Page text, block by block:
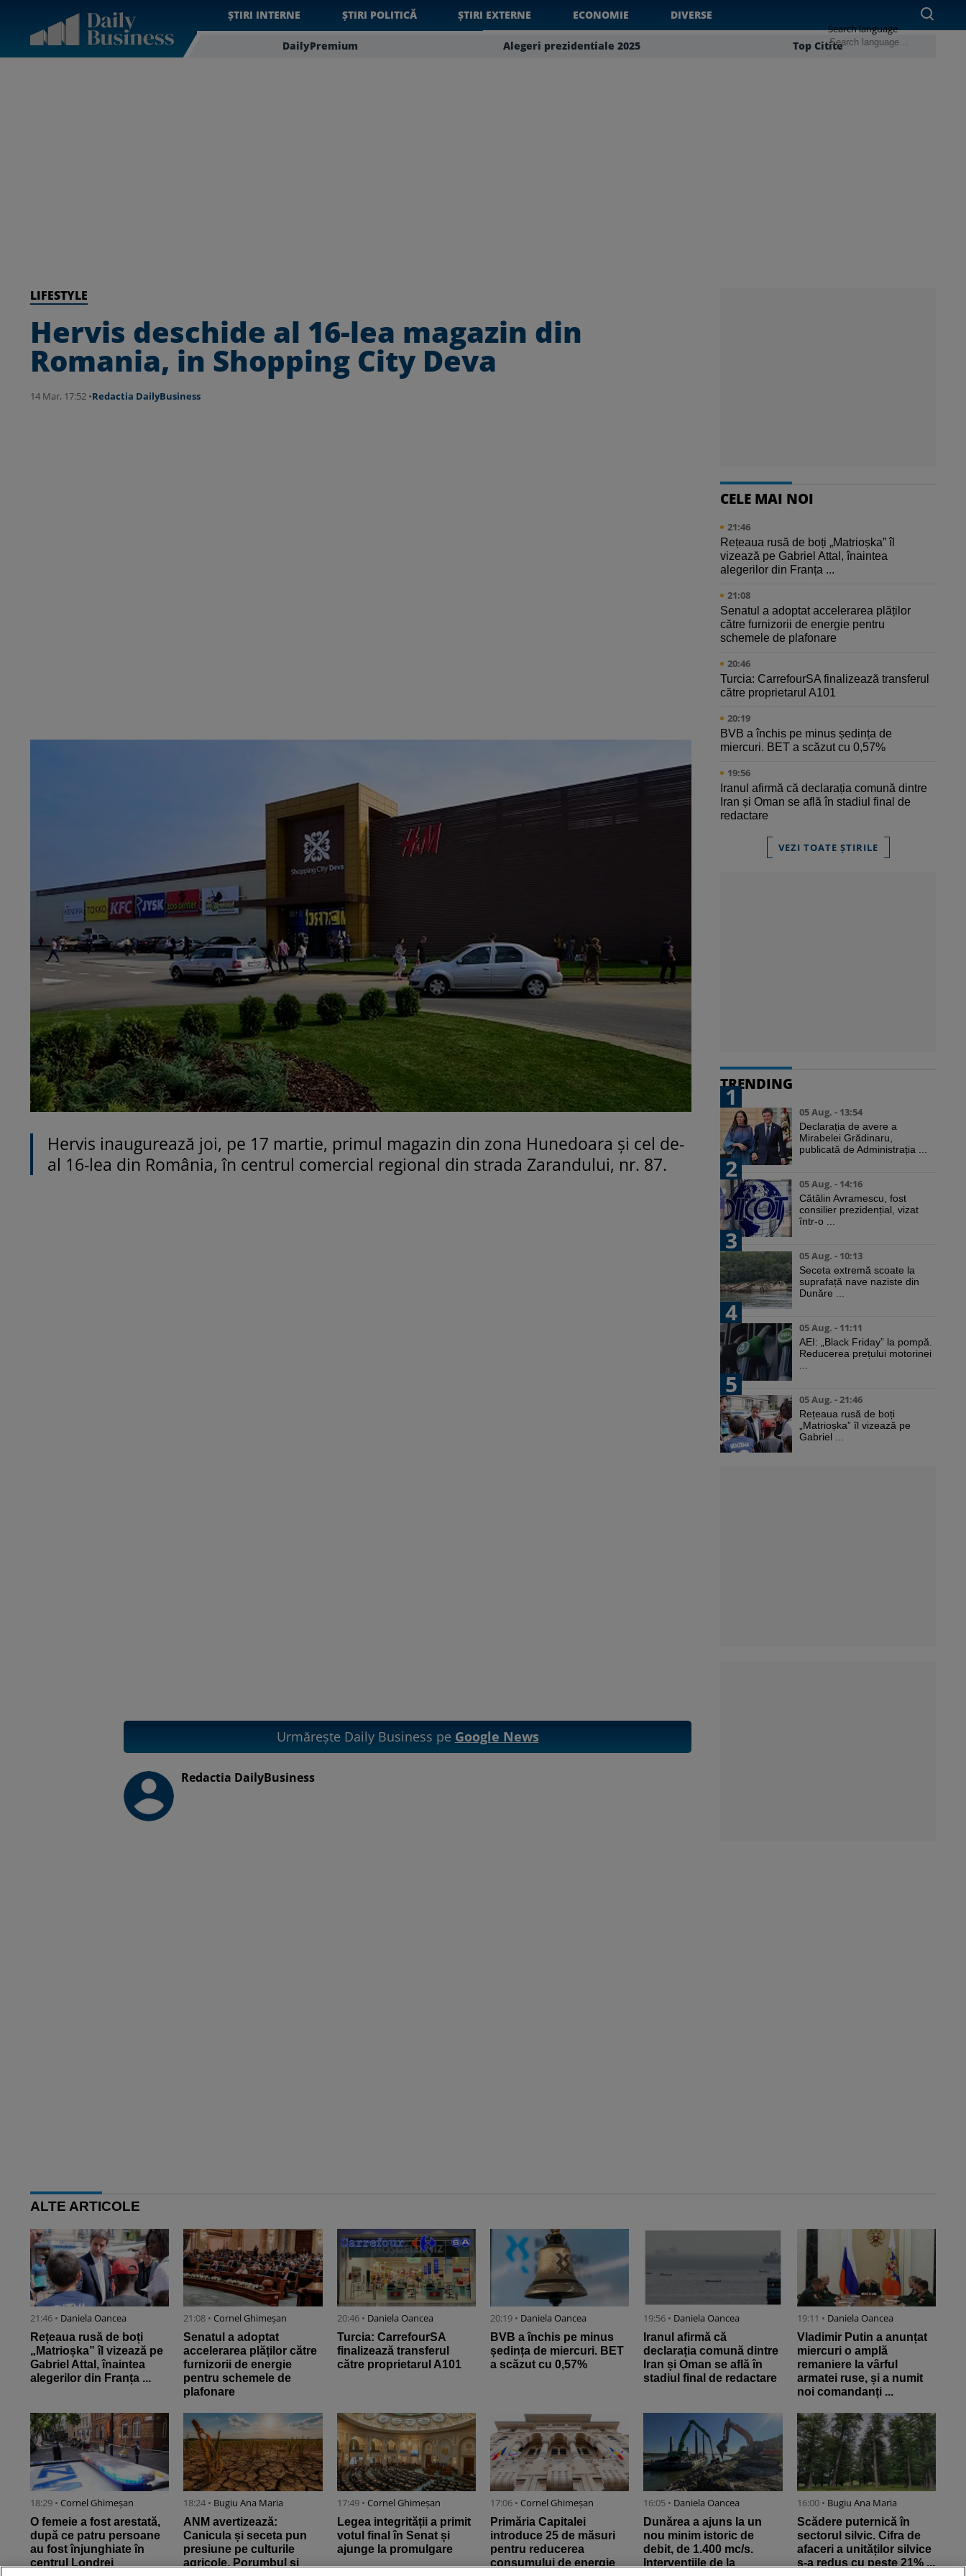
ȘTIRI INTERNE ȘTIRI POLITICĂ ȘTIRI EXTERNE ECONOMIE DIVERSE
DailyPremium Alegeri prezidentiale 2025 Top Citite
Search language
LIFESTYLE
Hervis deschide al 16-lea magazin din
Romania, in Shopping City Deva
14 Mar, 17:52 •Redactia DailyBusiness
Hervis inaugurează joi, pe 17 martie, primul magazin din zona Hunedoara și cel de-
al 16-lea din România, în centrul comercial regional din strada Zarandului, nr. 87.
Urmărește Daily Business pe Google News
Redactia DailyBusiness
ALTE ARTICOLE
21:46 • Daniela Oancea
Rețeaua rusă de boți
„Matrioșka” îl vizează pe
Gabriel Attal, înaintea
alegerilor din Franța ...
21:08 • Cornel Ghimeșan
Senatul a adoptat
accelerarea plăților către
furnizorii de energie
pentru schemele de
plafonare
20:46 • Daniela Oancea
Turcia: CarrefourSA
finalizează transferul
către proprietarul A101
20:19 • Daniela Oancea
BVB a închis pe minus
ședința de miercuri. BET
a scăzut cu 0,57%
19:56 • Daniela Oancea
Iranul afirmă că
declarația comună dintre
Iran și Oman se află în
stadiul final de redactare
19:11 • Daniela Oancea
Vladimir Putin a anunțat
miercuri o amplă
remaniere la vârful
armatei ruse, și a numit
noi comandanți ...
18:29 • Cornel Ghimeșan
O femeie a fost arestată,
după ce patru persoane
au fost înjunghiate în
centrul Londrei
18:24 • Bugiu ⁠Ana Maria
ANM avertizează:
Canicula și seceta pun
presiune pe culturile
agricole. Porumbul și
17:49 • Cornel Ghimeșan
Legea integrității a primit
votul final în Senat și
ajunge la promulgare
17:06 • Cornel Ghimeșan
Primăria Capitalei
introduce 25 de măsuri
pentru reducerea
consumului de energie
16:05 • Daniela Oancea
Dunărea a ajuns la un
nou minim istoric de
debit, de 1.400 mc/s.
Intervențiile de la
16:00 • Bugiu ⁠Ana Maria
Scădere puternică în
sectorul silvic. Cifra de
afaceri a unităților silvice
s-a redus cu peste 21% ...
CELE MAI NOI
21:46
Rețeaua rusă de boți „Matrioșka” îl
vizează pe Gabriel Attal, înaintea
alegerilor din Franța ...
21:08
Senatul a adoptat accelerarea plăților
către furnizorii de energie pentru
schemele de plafonare
20:46
Turcia: CarrefourSA finalizează transferul
către proprietarul A101
20:19
BVB a închis pe minus ședința de
miercuri. BET a scăzut cu 0,57%
19:56
Iranul afirmă că declarația comună dintre
Iran și Oman se află în stadiul final de
redactare
VEZI TOATE ȘTIRILE
TRENDING
1
05 Aug. - 13:54
Declarația de avere a
Mirabelei Grădinaru,
publicată de Administrația ...
2
05 Aug. - 14:16
Cătălin Avramescu, fost
consilier prezidențial, vizat
într-o ...
3
05 Aug. - 10:13
Seceta extremă scoate la
suprafață nave naziste din
Dunăre ...
4
05 Aug. - 11:11
AEI: „Black Friday” la pompă.
Reducerea prețului motorinei
5
05 Aug. - 21:46
Rețeaua rusă de boți
„Matrioșka” îl vizează pe
Gabriel ...